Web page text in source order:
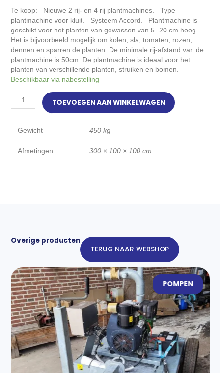
Te koop: Nieuwe 2 rij- en 4 rij plantmachines. Type
plantmachine voor kluit. Systeem Accord. Plantmachine is
geschikt voor het planten van gewassen van 5- 20 cm hoog.
Het is bijvoorbeeld mogelijk om kolen, sla, tomaten, rozen,
dennen en sparren de planten. De minimale rij-afstand van de
plantmachine is 50cm. De plantmachine is ideaal voor het
planten van verschillende planten, struiken en bomen.
Beschikbaar via nabestelling
4
schijven
plantmachine
TOEVOEGEN AAN WINKELWAGEN
Gewicht 450 kg
Afmetingen 300 × 100 × 100 cm
Overige producten
TERUG NAAR WEBSHOP
POMPEN